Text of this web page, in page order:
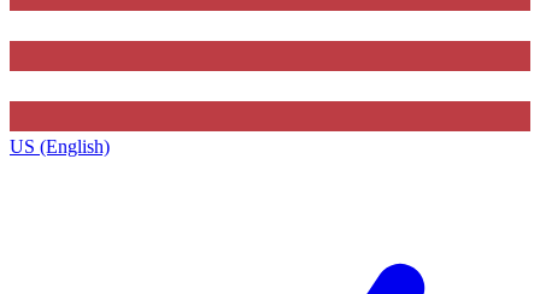
US (English)